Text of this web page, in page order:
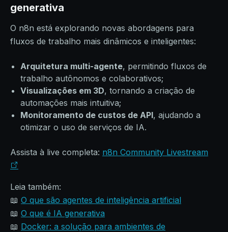
generativa
O n8n está explorando novas abordagens para
fluxos de trabalho mais dinâmicos e inteligentes:
Arquitetura multi-agente, permitindo fluxos de
trabalho autônomos e colaborativos;
Visualizações em 3D, tornando a criação de
automações mais intuitiva;
Monitoramento de custos de API, ajudando a
otimizar o uso de serviços de IA.
Assista à live completa: n8n Community Livestream
Leia também:
📖 O que são agentes de inteligência artificial
📖 O que é IA generativa
📖 Docker: a solução para ambientes de